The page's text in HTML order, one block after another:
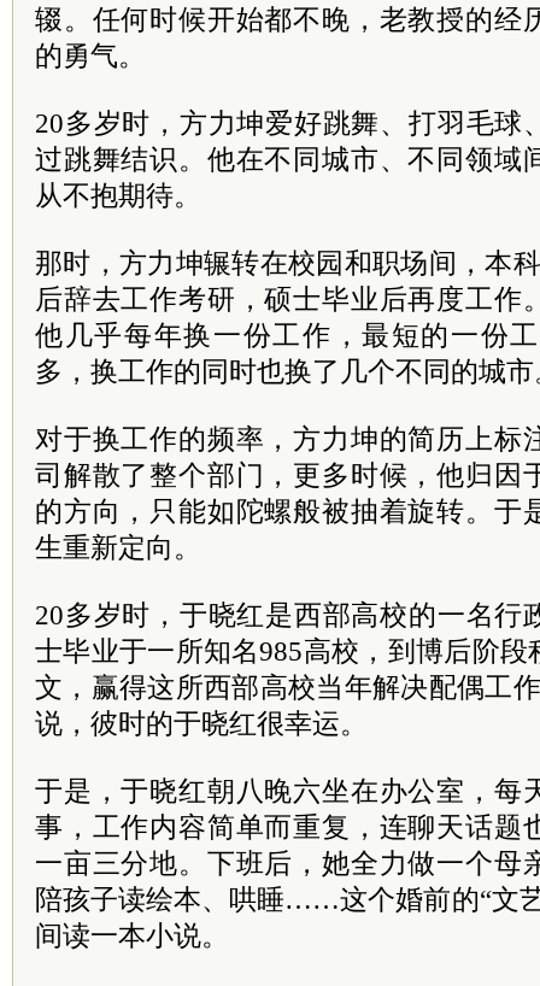
辍。任何时候开始都不晚，老教授的经
的勇气。
20多岁时，方力坤爱好跳舞、打羽毛球
过跳舞结识。他在不同城市、不同领域
从不抱期待。
那时，方力坤辗转在校园和职场间，本
后辞去工作考研，硕士毕业后再度工作
他几乎每年换一份工作，最短的一份
多，换工作的同时也换了几个不同的城市
对于换工作的频率，方力坤的简历上标
司解散了整个部门，更多时候，他归因
的方向，只能如陀螺般被抽着旋转。于
生重新定向。
20多岁时，于晓红是西部高校的一名行
士毕业于一所知名985高校，到博后阶
文，赢得这所西部高校当年解决配偶工
说，彼时的于晓红很幸运。
于是，于晓红朝八晚六坐在办公室，每
事，工作内容简单而重复，连聊天话题
一亩三分地。下班后，她全力做一个母
陪孩子读绘本、哄睡……这个婚前的“文
间读一本小说。